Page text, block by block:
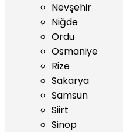
Nevşehir
Niğde
Ordu
Osmaniye
Rize
Sakarya
Samsun
Siirt
Sinop